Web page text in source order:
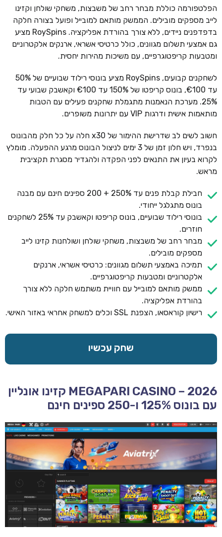
הפלטפורמה כוללת מבחר רחב של משבצות, משחקי שולחן וקזינו
לייב מספקים מובילים. הממשק מותאם למובייל ופועל בצורה חלקה
בדפדפנים ניידים, ללא צורך בהורדת אפליקציה. RoySpins מציע
גם אמצעי תשלום מגוונים, כולל כרטיסי אשראי, ארנקים אלקטרוניים
ומטבעות קריפטוגרפיים, עם משיכות מהירות יחסית.
לשחקנים קבועים, RoySpins מציע בונוסי רילוד שבועיים של 50%
עד €100, בונוס קריפטו של 150% עד €100 וקאשבק שבועי עד
25%. מערכת הנאמנות מתגמלת שחקנים פעילים עם הטבות
מותאמות אישית ודרגות VIP עם יתרונות משופרים.
חשוב לשים לב שדרישת ההימור של x30 חלה על כל חלק מהבונוס
בנפרד, ויש חלון זמן של 3 ימים לניצול הבונוס מרגע ההפעלה. מומלץ
לקרוא בעיון את התנאים לפני הפקדה ולהגדיר מסגרת תקציבית
מראש.
חבילת קבלת פנים עד 250% + 200 ספינים חינם עם מבנה
בונוס מתגלגל ייחודי.
בונוסי רילוד שבועיים, בונוס קריפטו וקאשבק עד 25% לשחקנים
חוזרים.
מבחר רחב של משבצות, משחקי שולחן ושולחנות קזינו לייב
מספקים מובילים.
תמיכה באמצעי תשלום מגוונים: כרטיסי אשראי, ארנקים
אלקטרוניים ומטבעות קריפטוגרפיים.
ממשק מותאם למובייל עם חוויית משתמש חלקה ללא צורך
בהורדת אפליקציה.
רישיון קוראסאו, הצפנת SSL וכלים למשחק אחראי באזור האישי.
שחק עכשיו
MEGAPARI CASINO – 2026 קזינו אונליין
עם בונוס 125% ו-250 ספינים חינם